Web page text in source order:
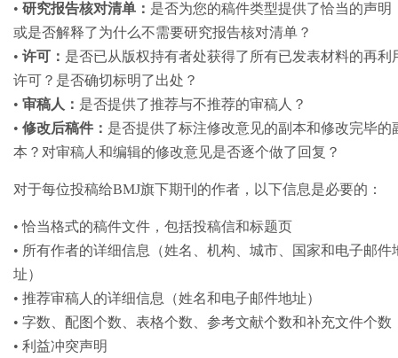
• 研究报告核对清单： 是否为您的稿件类型提供了恰当的声明
或是否解释了为什么不需要研究报告核对清单？
• 许可： 是否已从版权持有者处获得了所有已发表材料的再利
许可？是否确切标明了出处？
• 审稿人： 是否提供了推荐与不推荐的审稿人？
• 修改后稿件： 是否提供了标注修改意见的副本和修改完毕的
本？对审稿人和编辑的修改意见是否逐个做了回复？
对于每位投稿给BMJ旗下期刊的作者，以下信息是必要的：
• 恰当格式的稿件文件，包括投稿信和标题页
• 所有作者的详细信息（姓名、机构、城市、国家和电子邮件
址）
• 推荐审稿人的详细信息（姓名和电子邮件地址）
• 字数、配图个数、表格个数、参考文献个数和补充文件个数
• 利益冲突声明